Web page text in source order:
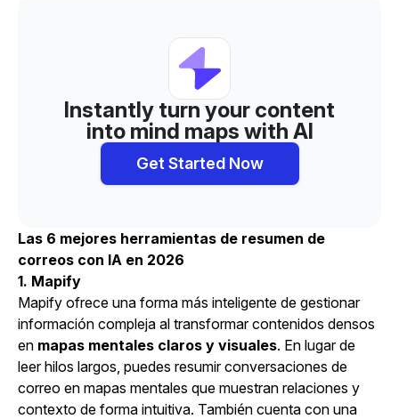
Instantly turn your content
into mind maps with AI
Get Started Now
Las 6 mejores herramientas de resumen de
correos con IA en 2026
1. Mapify
Mapify ofrece una forma más inteligente de gestionar
información compleja al transformar contenidos densos
en mapas mentales claros y visuales. En lugar de
leer hilos largos, puedes resumir conversaciones de
correo en mapas mentales que muestran relaciones y
contexto de forma intuitiva. También cuenta con una